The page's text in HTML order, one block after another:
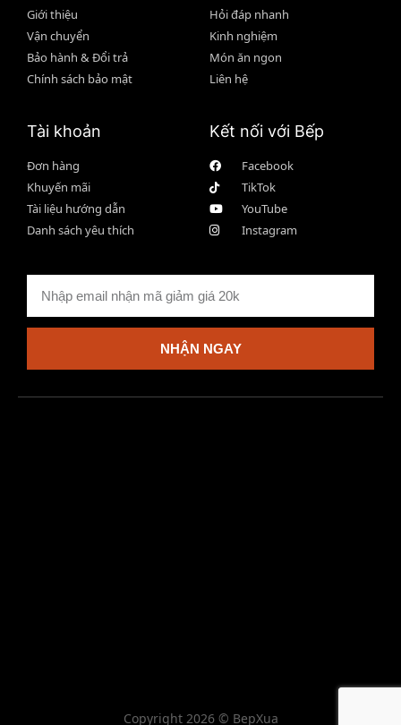
Giới thiệu
Vận chuyển
Bảo hành & Đổi trả
Chính sách bảo mật
Hỏi đáp nhanh
Kinh nghiệm
Món ăn ngon
Liên hệ
Tài khoản
Đơn hàng
Khuyến mãi
Tài liệu hướng dẫn
Danh sách yêu thích
Kết nối với Bếp
Facebook
TikTok
YouTube
Instagram
NHẬN NGAY
Copyright 2026 © BepXua